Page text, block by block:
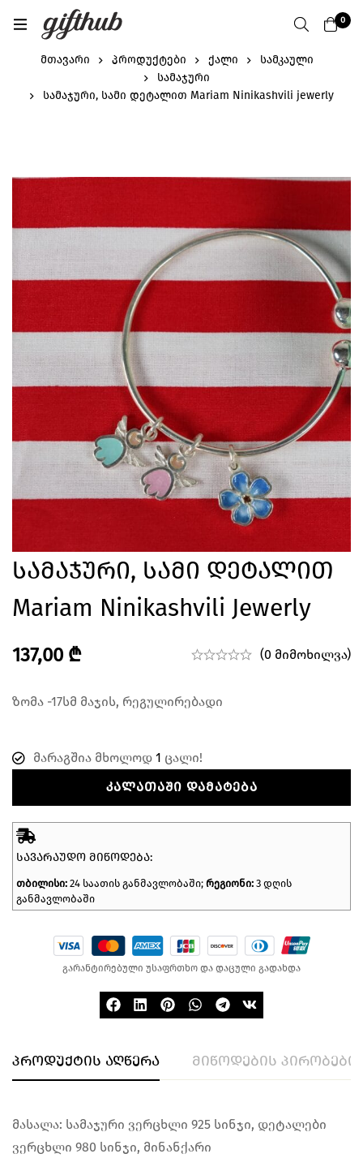
0
მთავარი პროდუქტები ქალი
სამკაული
სამაჯური
სამაჯური, სამი დეტალით Mariam Ninikashvili jewerly
Სამაჯური, Სამი Დეტალით
Mariam Ninikashvili Jewerly
137,00 ₾ (0 მიმოხილვა)
ზომა -17სმ მაჯის, რეგულირებადი
მარაგშია მხოლოდ 1 ცალი!
ᲙᲐᲚᲐᲗᲐᲨᲘ ᲓᲐᲛᲐᲢᲔᲑᲐ
ᲡᲐᲕᲐᲠᲐᲣᲓᲝ ᲛᲘᲬᲝᲓᲔᲑᲐ:
თბილისი: 24 საათის განმავლობაში; რეგიონი: 3 დღის
განმავლობაში
გარანტირებული უსაფრთხო და დაცული გადახდა
პროდუქტის აღწერა მიწოდების პირობები
მასალა: სამაჯური ვერცხლი 925 სინჯი, დეტალები
ვერცხლი 980 სინჯი, მინანქარი